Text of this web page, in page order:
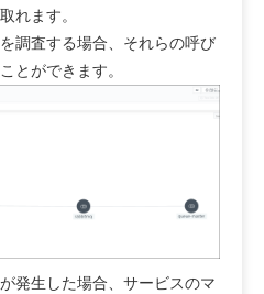
れます。
調査する場合、それらの呼び
とができます。
発生した場合、サービスのマ